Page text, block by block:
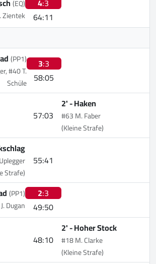
64:11
(EQ)
Zientek
3:3
58:05
(PP1)
#40 T.
Schüle
57:03
2' -Haken
#63 M. Faber
(Kleine Strafe)
55:41
Strafe)
2:3
49:50
(PP1)
Dugan
48:10
2' -Hoher Stock
#18 M. Clarke
(Kleine Strafe)